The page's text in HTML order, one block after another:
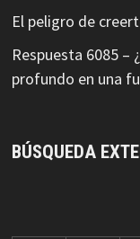
El peligro de
Respuesta 6085 –
profundo en una
BÚSQUEDA